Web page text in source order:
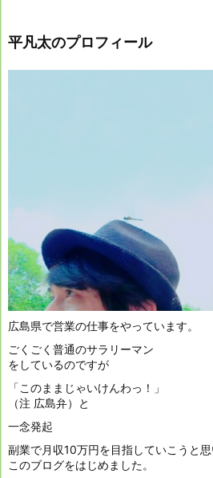
平凡太のプロフィール
広島県で営業の仕事をやっています。
ごくごく普通のサラリーマン
をしているのですが
「このままじゃいけんわっ！」
（注 広島弁）と
一念発起
副業で月収10万円を目指していこうと
このブログをはじめました。